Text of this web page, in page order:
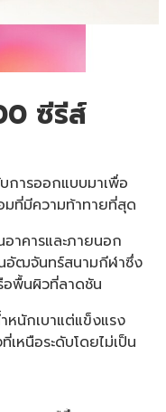
ซีรีส์
การออกแบบมาเพื่อ
มที่มีความท้าทายที่สุด
าคารและภายนอก
อัฒจันทร์สนามกีฬาซึ่ง
พื้นผิวที่ลาดชัน
หนักเบาแต่แข็งแรง
หนือระดับโดยไม่เป็น